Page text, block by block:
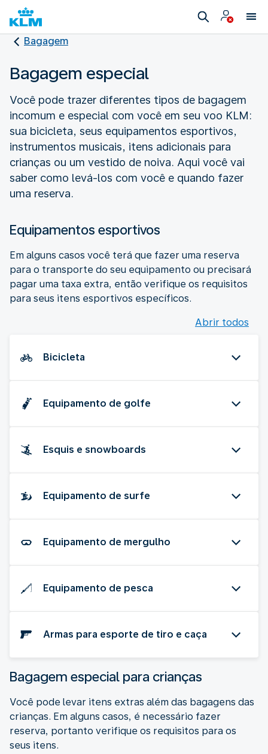
Bagagem
Bagagem especial
Você pode trazer diferentes tipos de bagagem
incomum e especial com você em seu voo KLM:
sua bicicleta, seus equipamentos esportivos,
instrumentos musicais, itens adicionais para
crianças ou um vestido de noiva. Aqui você vai
saber como levá-los com você e quando fazer
uma reserva.
Equipamentos esportivos
Em alguns casos você terá que fazer uma reserva
para o transporte do seu equipamento ou precisará
pagar uma taxa extra, então verifique os requisitos
para seus itens esportivos específicos.
Abrir todos
Bicicleta
Equipamento de golfe
Esquis e snowboards
Equipamento de surfe
Equipamento de mergulho
Equipamento de pesca
Armas para esporte de tiro e caça
Bagagem especial para crianças
Você pode levar itens extras além das bagagens das
crianças. Em alguns casos, é necessário fazer
reserva, portanto verifique os requisitos para os
seus itens.